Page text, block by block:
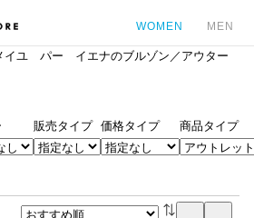
WOMEN MEN
イユ パー イエナのブルゾン／アウター
販売タイプ 価格タイプ 商品タイプ